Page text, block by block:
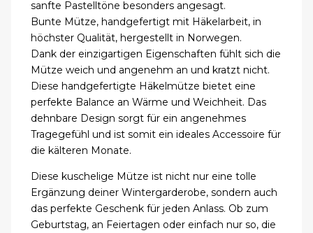
sanfte Pastelltöne besonders angesagt.
Bunte Mütze, handgefertigt mit Häkelarbeit, in
höchster Qualität, hergestellt in Norwegen.
Dank der einzigartigen Eigenschaften fühlt sich die
Mütze weich und angenehm an und kratzt nicht.
Diese handgefertigte Häkelmütze bietet eine
perfekte Balance an Wärme und Weichheit. Das
dehnbare Design sorgt für ein angenehmes
Tragegefühl und ist somit ein ideales Accessoire für
die kälteren Monate.
Diese kuschelige Mütze ist nicht nur eine tolle
Ergänzung deiner Wintergarderobe, sondern auch
das perfekte Geschenk für jeden Anlass. Ob zum
Geburtstag, an Feiertagen oder einfach nur so, die